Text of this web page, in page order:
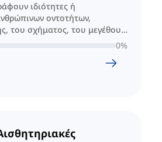
ιδιότητες ή
οντοτήτων,
του σχήματος, του μεγέθους
0%